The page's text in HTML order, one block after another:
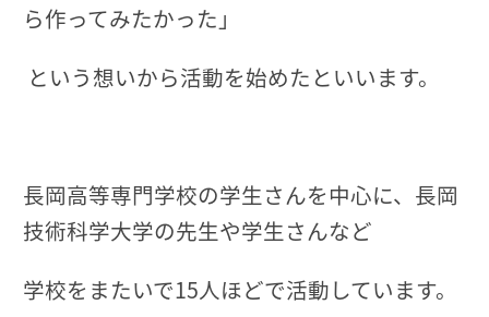
ら作ってみたかった」
という想いから活動を始めたといいます。
長岡高等専門学校の学生さんを中心に、長岡
技術科学大学の先生や学生さんなど
学校をまたいで15人ほどで活動しています。